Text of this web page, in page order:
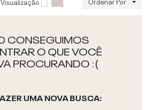
CONSEGUIMOS
O QUE VOCÊ
PROCURANDO :(
UMA NOVA BUSCA: